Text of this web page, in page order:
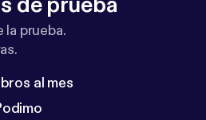
prueba.
al mes